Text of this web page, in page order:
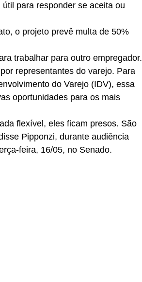
para responder se aceita ou
o projeto prevê multa de 50%
trabalhar para outro empregador.
representantes do varejo. Para
do Varejo (IDV), essa
oportunidades para os mais
flexível, eles ficam presos. São
Pipponzi, durante audiência
feira, 16/05, no Senado.